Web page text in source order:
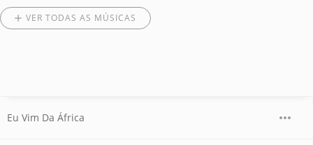
VER TODAS AS MÚSICAS
Eu Vim Da África